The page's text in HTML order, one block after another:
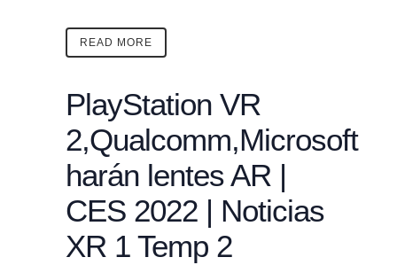
READ MORE
PlayStation VR
2,Qualcomm,Microsoft
harán lentes AR |
CES 2022 | Noticias
XR 1 Temp 2